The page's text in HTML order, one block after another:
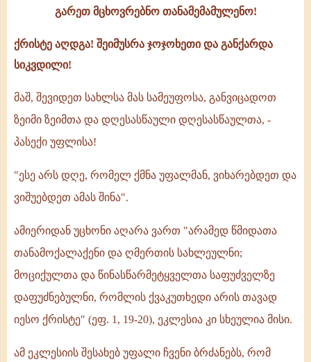
გარეთ მცხოვრებნო თანამემამულენო!
ქრისტე აღდგა! შეიმუსრა ჯოჯოხეთი და განქარდა
სიკვდილი!
მაშ, შევიდეთ სახლსა მას სამეუფოსა, განვიცადოთ
ზეიმი ზეიმთა და დღესასწაული დღესასწაულთა, -
პასექი უფლისა!
"ესე არს დღე, რომელ ქმნა უფალმან, ვიხარებდეთ და
ვიშუებდეთ ამას შინა".
ამიერიდან უცხონი აღარა ვართ "არამედ წმიდათა
თანამოქალაქენი და ღმერთის სახლეულნი;
მოციქულთა და წინასწარმეტყველთა საფუძველზე
დაფუძნებულნი, რომლის ქვაკუთხედი არის თავად
იესო ქრისტე" (ეფ. 1, 19-20), ეკლესია კი სხეულია მისი.
ამ ეკლესიის შესახებ უფალი ჩვენი ბრძანებს, რომ